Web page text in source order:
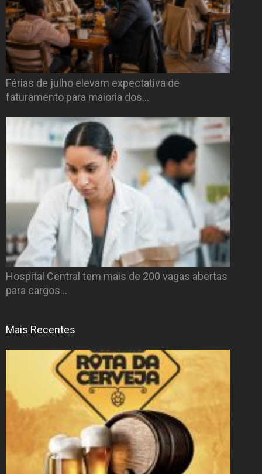
Férias de julho elevam expectativa de
faturamento para maioria dos…
Hospital Central tem mais de 200 vagas abertas
para cargos…
Mais Recentes